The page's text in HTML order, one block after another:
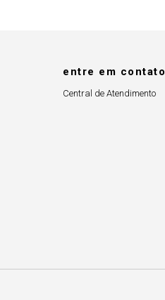
entre em contato
Central de Atendimento